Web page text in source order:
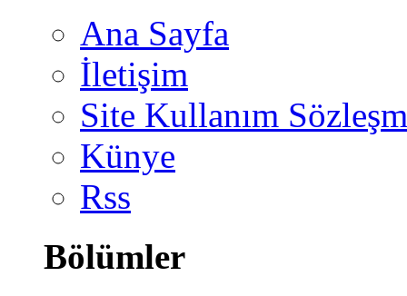
Ana Sayfa
İletişim
Site Kullanım
Künye
Rss
Bölümler